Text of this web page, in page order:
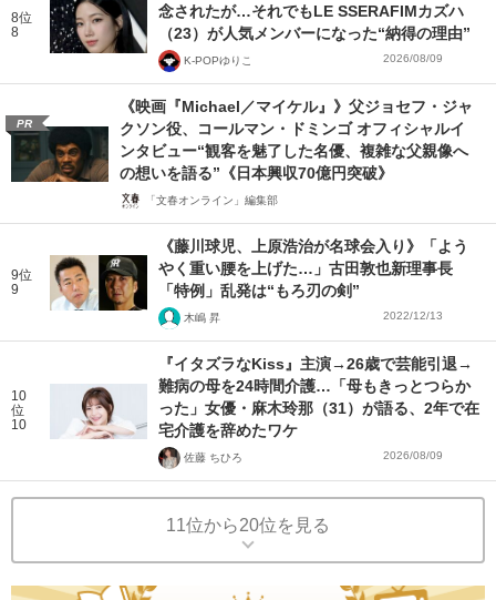
8位
8
念されたが…それでもLE SSERAFIMカズハ
（23）が人気メンバーになった“納得の理由”
K-POPゆりこ 2026/08/09
PR
《映画『Michael／マイケル』》父ジョセフ・ジャ
クソン役、コールマン・ドミンゴ オフィシャルイ
ンタビュー“観客を魅了した名優、複雑な父親像へ
の想いを語る”《日本興収70億円突破》
「文春オンライン」編集部
9位
9
《藤川球児、上原浩治が名球会入り》「よう
やく重い腰を上げた…」古田敦也新理事長
「特例」乱発は“もろ刃の剣”
木嶋 昇 2022/12/13
10
位
10
『イタズラなKiss』主演→26歳で芸能引退→
難病の母を24時間介護…「母もきっとつらか
った」女優・麻木玲那（31）が語る、2年で在
宅介護を辞めたワケ
佐藤 ちひろ 2026/08/09
11位から20位を見る